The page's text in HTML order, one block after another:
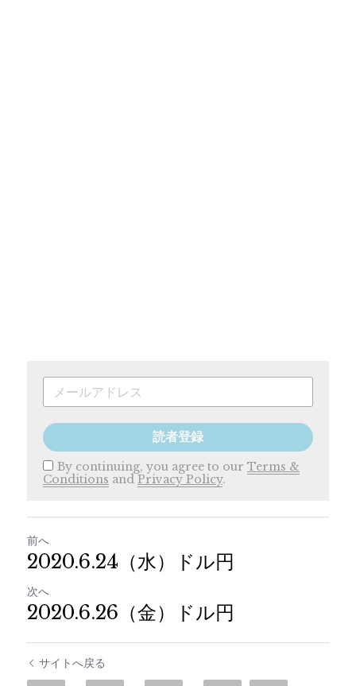
読者登録
By continuing, you agree to our Terms &
Conditions and Privacy Policy.
前へ
2020.6.24（水）ドル円
次へ
2020.6.26（金）ドル円
サイトへ戻る